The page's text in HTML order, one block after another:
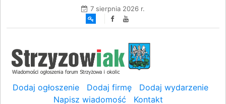
7 sierpnia 2026 r.
Dodaj ogłoszenie Dodaj firmę
Dodaj wydarzenie
Napisz wiadomość
Kontakt